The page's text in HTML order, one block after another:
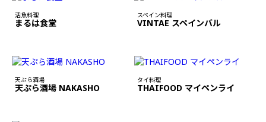
活魚料理
まるは食堂
スペイン料理
VINTAE スペインバル
天ぷら酒場
天ぷら酒場 NAKASHO
タイ料理
THAIFOOD マイペンライ